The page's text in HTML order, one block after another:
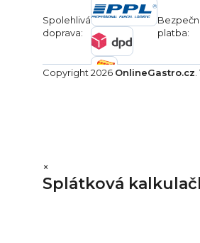
Spolehlivá
doprava:
platba:
Copyright 2026 OnlineGastro.cz
×
Splátková